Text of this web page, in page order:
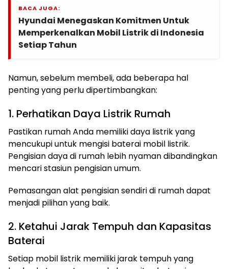
BACA JUGA:
Hyundai Menegaskan Komitmen Untuk
Memperkenalkan Mobil Listrik di Indonesia
Setiap Tahun
Namun, sebelum membeli, ada beberapa hal
penting yang perlu dipertimbangkan:
1. Perhatikan Daya Listrik Rumah
Pastikan rumah Anda memiliki daya listrik yang
mencukupi untuk mengisi baterai mobil listrik.
Pengisian daya di rumah lebih nyaman dibandingkan
mencari stasiun pengisian umum.
Pemasangan alat pengisian sendiri di rumah dapat
menjadi pilihan yang baik.
2. Ketahui Jarak Tempuh dan Kapasitas
Baterai
Setiap mobil listrik memiliki jarak tempuh yang